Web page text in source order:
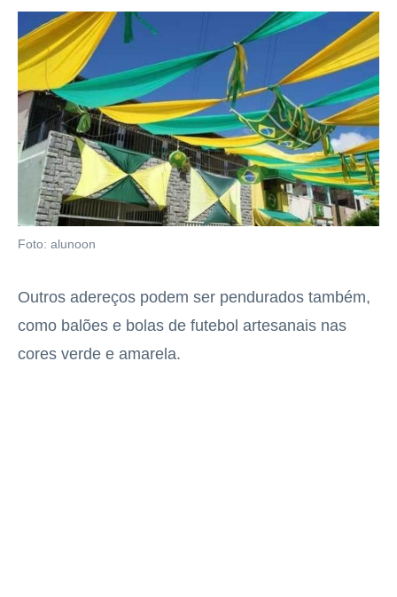
Foto: alunoon
Outros adereços podem ser pendurados também,
como balões e bolas de futebol artesanais nas
cores verde e amarela.